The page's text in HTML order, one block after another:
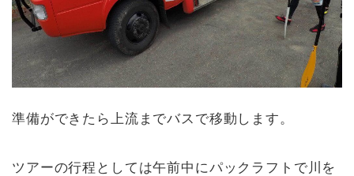
準備ができたら上流までバスで移動します。
ツアーの行程としては午前中にパックラフトで川を